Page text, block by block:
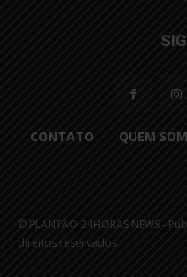
CONTATO QUEM
© PLANTÃO 24HORAS NEWS -
direitos reservados